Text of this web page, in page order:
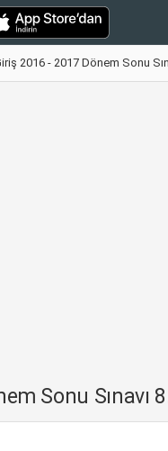
2016 - 2017 Dönem Sonu
Sonu Sınavı